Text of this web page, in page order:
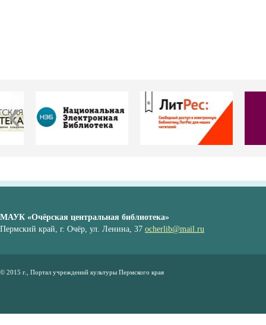
МАУК «Очёрская центральная библиотека»
Пермский край, г. Очёр, ул. Ленина, 37 ocherlib@mail.ru
© 2015 г., Портал учреждений культуры Пермского края